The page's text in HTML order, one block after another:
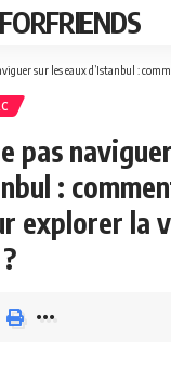
sur les eaux d’Istanbul : comment louer un
pas
:
explorer la